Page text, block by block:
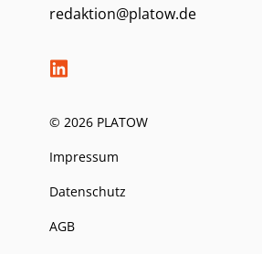
redaktion@platow.de
© 2026 PLATOW
Impressum
Datenschutz
AGB